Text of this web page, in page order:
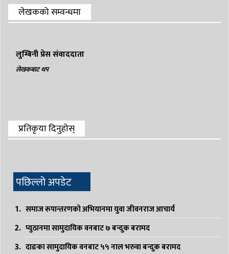
लेखकको सम्वन्धमा
लुम्बिनी प्रेस संवाददाता
लेखकबाट थप
प्रतिकृया दिनुहोस्
पछिल्लो अपडेट
समाज रूपान्तरणको अभियानमा युवा जीवनराज आचार्य
प्युठानमा सामुदायिक वनबाट ७ बन्दुक बरामद
दाङका सामुदायिक वनबाट ५५ नाल भरुवा बन्दुक बरामद